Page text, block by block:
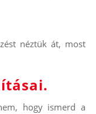
néztük át, most
hogy ismerd a